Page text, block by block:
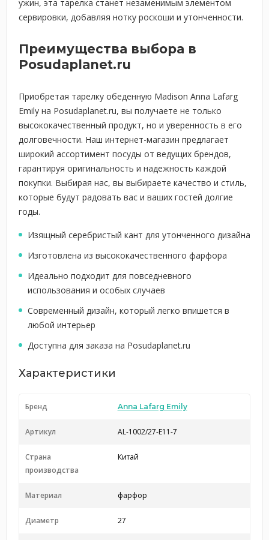
ужин, эта тарелка станет незаменимым элементом
сервировки, добавляя нотку роскоши и утонченности.
Преимущества выбора в
Posudaplanet.ru
Приобретая тарелку обеденную Madison Anna Lafarg
Emily на Posudaplanet.ru, вы получаете не только
высококачественный продукт, но и уверенность в его
долговечности. Наш интернет-магазин предлагает
широкий ассортимент посуды от ведущих брендов,
гарантируя оригинальность и надежность каждой
покупки. Выбирая нас, вы выбираете качество и стиль,
которые будут радовать вас и ваших гостей долгие
годы.
Изящный серебристый кант для утонченного дизайна
Изготовлена из высококачественного фарфора
Идеально подходит для повседневного
использования и особых случаев
Современный дизайн, который легко впишется в
любой интерьер
Доступна для заказа на Posudaplanet.ru
Характеристики
Бренд Anna Lafarg Emily
Артикул AL-1002/27-E11-7
Страна
производства
Китай
Материал фарфор
Диаметр 27